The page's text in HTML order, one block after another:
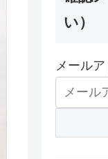
い）
メール